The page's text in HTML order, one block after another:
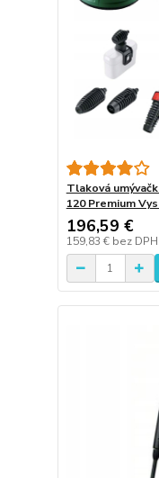
Tlaková
120 Premium
196,59 €
159,83 € bez DPH